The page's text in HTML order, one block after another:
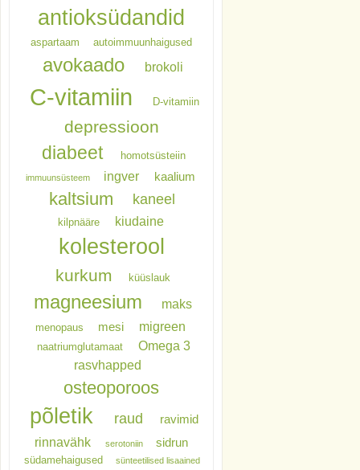
antioksüdandid
aspartaam autoimmuunhaigused
avokaado brokoli
C-vitamiin D-vitamiin
depressioon
diabeet homotsüsteiin
immuunsüsteem ingver kaalium
kaltsium kaneel
kilpnääre kiudaine
kolesterool
kurkum küüslauk
magneesium maks
menopaus mesi migreen
naatriumglutamaat
Omega 3
rasvhapped
osteoporoos
põletik raud ravimid
rinnavähk serotoniin sidrun
südamehaigused sünteetilised lisaained